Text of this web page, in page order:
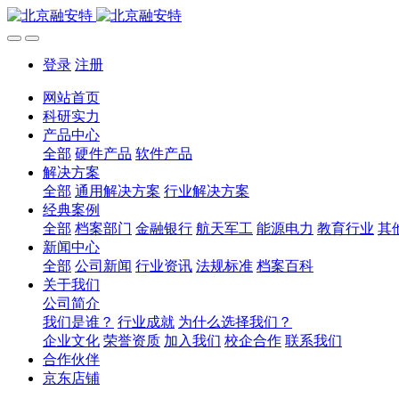
登录 注册
网站首页
科研实力
产品中心
全部 硬件产品 软件产品
解决方案
全部 通用解决方案 行业解决方案
经典案例
全部 档案部门 金融银行 航天军工 能源电力 教育行业 其
新闻中心
全部 公司新闻 行业资讯 法规标准 档案百科
关于我们
公司简介
我们是谁？ 行业成就 为什么选择我们？
企业文化 荣誉资质 加入我们 校企合作 联系我们
合作伙伴
京东店铺